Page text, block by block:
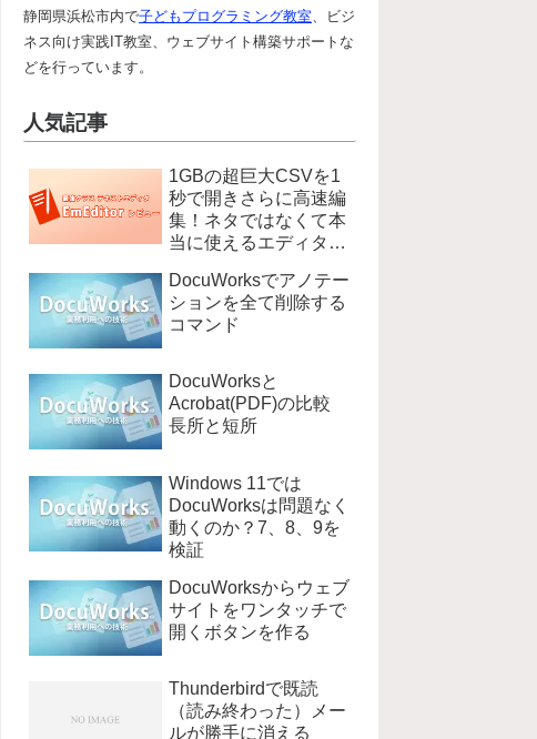
静岡県浜松市内で子どもプログラミング教室 、ビジ
ネス向け実践IT教室、ウェブサイト構築サポートな
どを行っています。
人気記事
1GBの超巨大CSVを1
秒で開きさらに高速編
集！ネタではなくて本
当に使えるエディタ
DocuWorksでアノテー
ションを全て削除する
コマンド
DocuWorksと
Acrobat(PDF)の比較
長所と短所
Windows 11では
DocuWorksは問題なく
動くのか？7、8、9を
検証
DocuWorksからウェブ
サイトをワンタッチで
開くボタンを作る
Thunderbirdで既読
（読み終わった）メー
ルが勝手に消える